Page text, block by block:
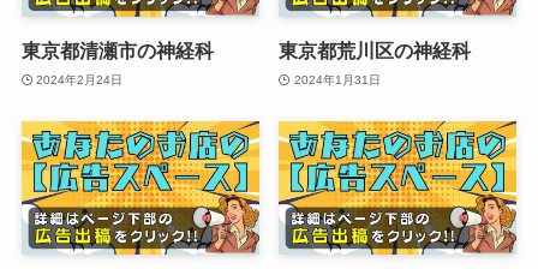
東京都清瀬市の神経科
2024年2月24日
東京都荒川区の神経科
2024年1月31日